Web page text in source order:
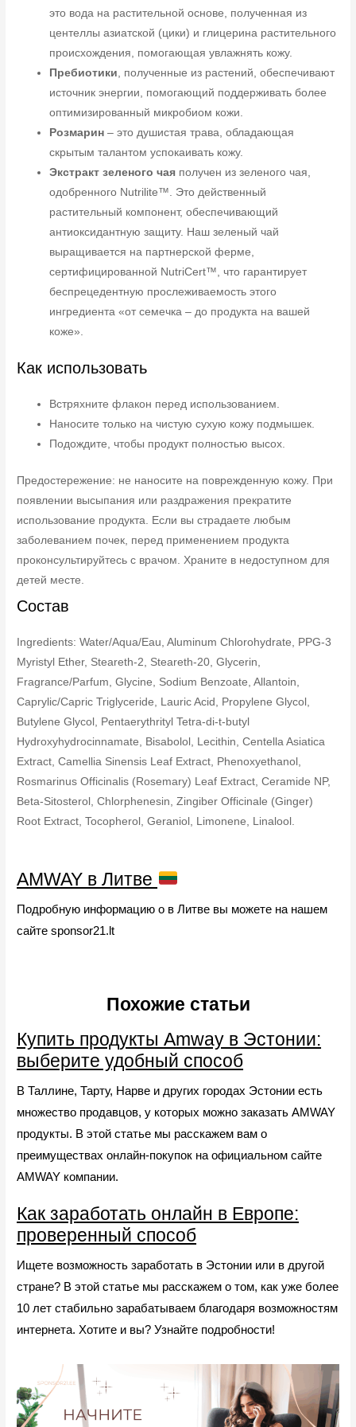
это вода на растительной основе, полученная из
центеллы азиатской (цики) и глицерина растительного
происхождения, помогающая увлажнять кожу.
Пребиотики , полученные из растений, обеспечивают
источник энергии, помогающий поддерживать более
оптимизированный микробиом кожи.
Розмарин – это душистая трава, обладающая
скрытым талантом успокаивать кожу.
Экстракт зеленого чая получен из зеленого чая,
одобренного Nutrilite™. Это действенный
растительный компонент, обеспечивающий
антиоксидантную защиту. Наш зеленый чай
выращивается на партнерской ферме,
сертифицированной NutriCert™, что гарантирует
беспрецедентную прослеживаемость этого
ингредиента «от семечка – до продукта на вашей
коже».
Как использовать
Встряхните флакон перед использованием.
Наносите только на чистую сухую кожу подмышек.
Подождите, чтобы продукт полностью высох.
Предостережение: не наносите на поврежденную кожу. При
появлении высыпания или раздражения прекратите
использование продукта. Если вы страдаете любым
заболеванием почек, перед применением продукта
проконсультируйтесь с врачом. Храните в недоступном для
детей месте.
Состав
Ingredients: Water/Aqua/Eau, Aluminum Chlorohydrate, PPG-3
Myristyl Ether, Steareth-2, Steareth-20, Glycerin,
Fragrance/Parfum, Glycine, Sodium Benzoate, Allantoin,
Caprylic/Capric Triglyceride, Lauric Acid, Propylene Glycol,
Butylene Glycol, Pentaerythrityl Tetra-di-t-butyl
Hydroxyhydrocinnamate, Bisabolol, Lecithin, Centella Asiatica
Extract, Camellia Sinensis Leaf Extract, Phenoxyethanol,
Rosmarinus Officinalis (Rosemary) Leaf Extract, Ceramide NP,
Beta-Sitosterol, Chlorphenesin, Zingiber Officinale (Ginger)
Root Extract, Tocopherol, Geraniol, Limonene, Linalool.
AMWAY в Литве
Подробную информацию о в Литве вы можете на нашем
сайте sponsor21.lt
Похожие статьи
Купить продукты Amway в Эстонии:
выберите удобный способ
В Таллине, Тарту, Нарве и других городах Эстонии есть
множество продавцов, у которых можно заказать AMWAY
продукты. В этой статье мы расскажем вам о
преимуществах онлайн-покупок на официальном сайте
AMWAY компании.
Как заработать онлайн в Европе:
проверенный способ
Ищете возможность заработать в Эстонии или в другой
стране? В этой статье мы расскажем о том, как уже более
10 лет стабильно зарабатываем благодаря возможностям
интернета. Хотите и вы? Узнайте подробности!